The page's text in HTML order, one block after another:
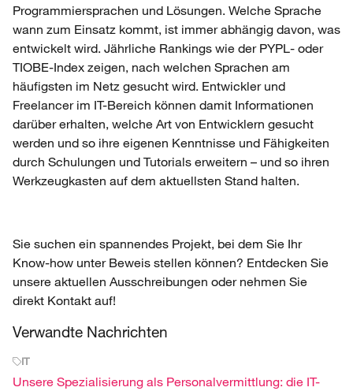
Programmiersprachen und Lösungen. Welche Sprache
wann zum Einsatz kommt, ist immer abhängig davon, was
entwickelt wird. Jährliche Rankings wie der PYPL- oder
TIOBE-Index zeigen, nach welchen Sprachen am
häufigsten im Netz gesucht wird. Entwickler und
Freelancer im IT-Bereich können damit Informationen
darüber erhalten, welche Art von Entwicklern gesucht
werden und so ihre eigenen Kenntnisse und Fähigkeiten
durch Schulungen und Tutorials erweitern – und so ihren
Werkzeugkasten auf dem aktuellsten Stand halten.
Sie suchen ein spannendes Projekt, bei dem Sie Ihr
Know-how unter Beweis stellen können? Entdecken Sie
unsere aktuellen Ausschreibungen oder nehmen Sie
direkt Kontakt auf!
Verwandte Nachrichten
IT
Unsere Spezialisierung als Personalvermittlung: die IT-